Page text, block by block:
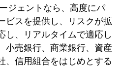
ジェントなら、高度にパ
ビスを提供し、リスクが拡
し、リアルタイムで適応し
小売銀行、商業銀行、資産
、信用組合をはじめとする